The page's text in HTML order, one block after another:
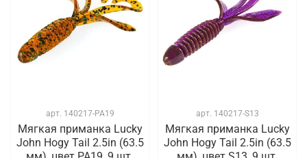
арт. 140217-PA19
Мягкая приманка Lucky
John Hogy Tail 2.5in (63.5
арт. 140217-S13
Мягкая приманка Lucky
John Hogy Tail 2.5in (63.5